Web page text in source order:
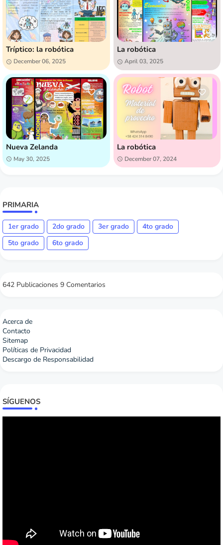
Tríptico: la robótica
December 06, 2025
La robótica
April 03, 2025
Nueva Zelanda
May 30, 2025
La robótica
December 07, 2024
PRIMARIA
1er grado 2do grado 3er grado
4to grado
5to grado
6to grado
642 Publicaciones 9 Comentarios
Acerca de
Contacto
Sitemap
Políticas de Privacidad
Descargo de Responsabilidad
SÍGUENOS